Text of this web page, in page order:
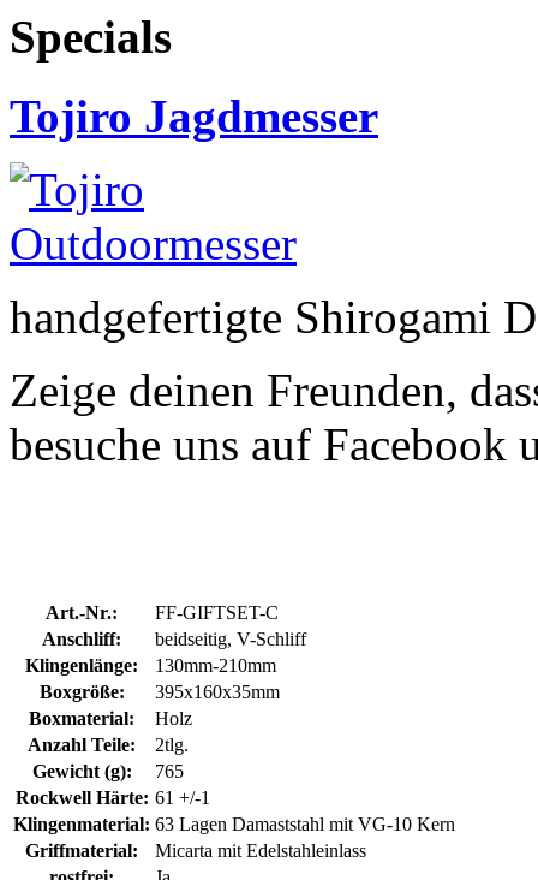
Specials
Tojiro Jagdmesser
handgefertigte Shirogami
Zeige deinen Freunden,
besuche uns auf Facebook
Art.-Nr.:
FF-GIFTSET-C
Anschliff:
beidseitig, V-Schliff
Klingenlänge:
130mm-210mm
Boxgröße:
395x160x35mm
Boxmaterial:
Holz
Anzahl Teile:
2tlg.
Gewicht (g):
765
Rockwell Härte: 61 +/-1
Klingenmaterial: 63 Lagen Damaststahl mit VG-10 Kern
Griffmaterial:
Micarta mit Edelstahleinlass